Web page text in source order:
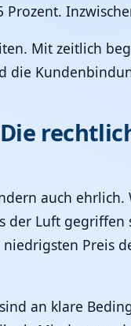
Mit zeitlich
die
auch
Luft
Preis
an klare